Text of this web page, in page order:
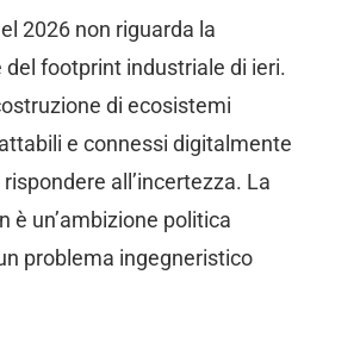
2026 non riguarda la
del footprint industriale di ieri.
di ecosistemi
e connessi digitalmente
all’incertezza. La
è un’ambizione politica
problema ingegneristico